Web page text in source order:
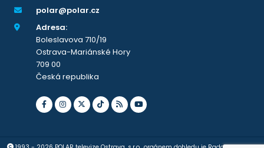
polar@polar.cz
Adresa:
Boleslavova 710/19
Ostrava-Mariánské Hory
709 00
Česká republika